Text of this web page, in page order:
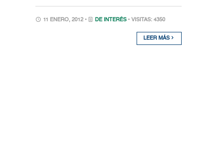
11 ENERO, 2012 • DE INTERÉS • VISITAS: 4350
LEER MÁS